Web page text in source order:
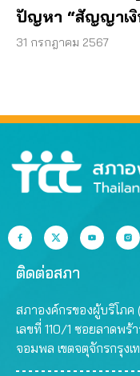
ปัญหา “สัญญาเงิ
31 กรกฎาคม 2567
ติดต่อสภา
สภาองค์กรของผู้บริโภค
เลขที่ 110/1 ซอยลาดพ
จอมพล เขตจตุจักรกรุง